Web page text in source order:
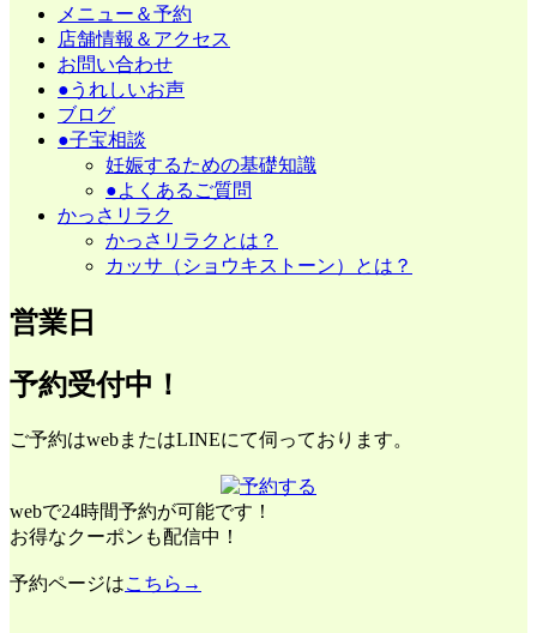
メニュー＆予約
店舗情報＆アクセス
お問い合わせ
●うれしいお声
ブログ
●子宝相談
妊娠するための基礎知識
●よくあるご質問
かっさリラク
かっさリラクとは？
カッサ（ショウキストーン）とは？
営業日
予約受付中！
ご予約はwebまたはLINEにて伺っております。
webで24時間予約が可能です！
お得なクーポンも配信中！
予約ページはこちら→